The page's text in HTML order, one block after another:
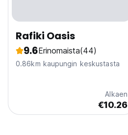
Rafiki Oasis
9.6Erinomaista(44)
0.86km kaupungin keskustasta
Alkaen
€10.26